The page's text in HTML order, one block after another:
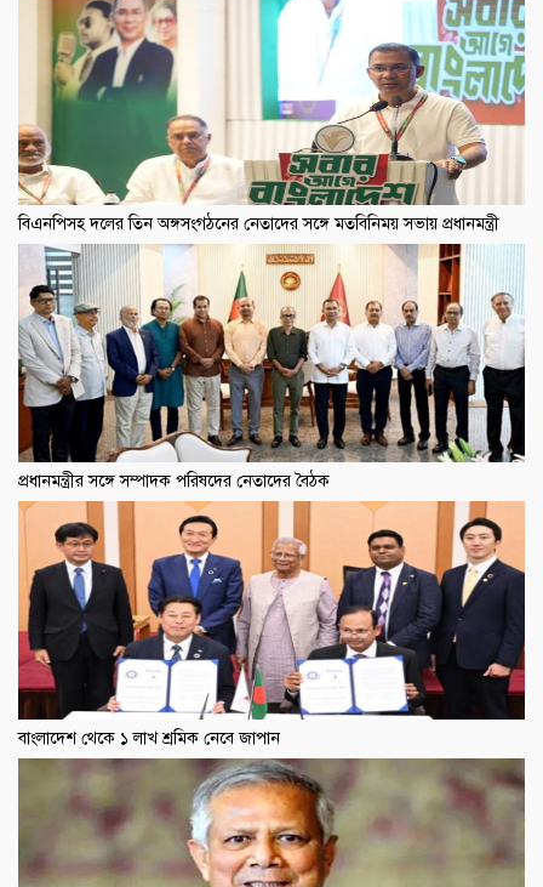
বিএনপিসহ দলের তিন অঙ্গসংগঠনের নেতাদের সঙ্গে মতবিনিময় সভায় প্রধানমন্ত্রী
প্রধানমন্ত্রীর সঙ্গে সম্পাদক পরিষদের নেতাদের বৈঠক
বাংলাদেশ থেকে ১ লাখ শ্রমিক নেবে জাপান